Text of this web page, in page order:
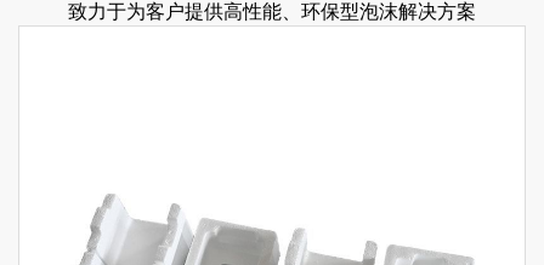
致力于为客户提供高性能、环保型泡沫解决方案